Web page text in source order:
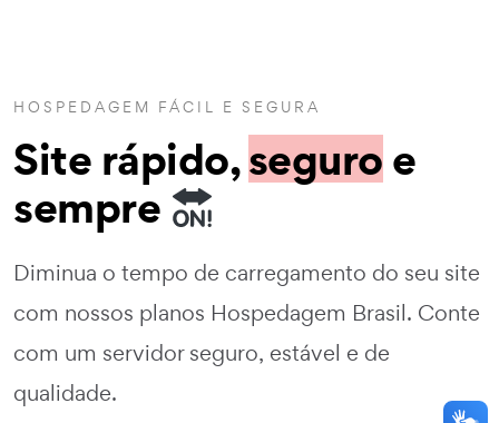
HOSPEDAGEM FÁCIL E SEGURA
Site rápido,seguroe
sempre
Diminua o tempo de carregamento do seu site
com nossos planos Hospedagem Brasil. Conte
com um servidor seguro, estável e de
qualidade.